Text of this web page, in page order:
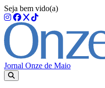
Seja bem vido(a)
Jornal Onze de Maio